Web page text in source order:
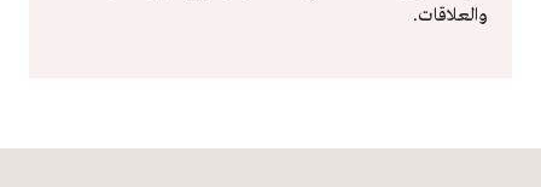
والعلاقات.